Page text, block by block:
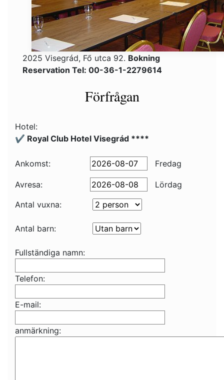
2025 Visegrád, Fő utca 92. Bokning
Reservation Tel: 00-36-1-2279614
Förfrågan
Hotel:
✔️ Royal Club Hotel Visegrád ****
Ankomst: Fredag
Avresa:
Lördag
Antal vuxna:
Antal barn:
Fullständiga namn:
Telefon:
E-mail:
anmärkning: